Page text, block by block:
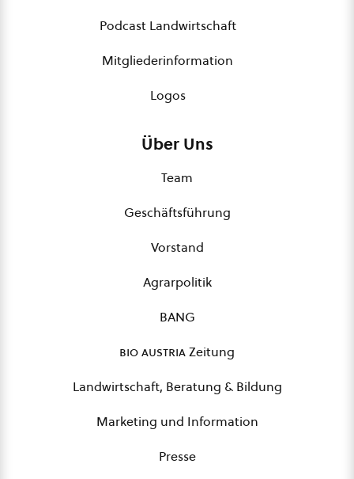
Podcast Landwirtschaft
Mitgliederinformation
Logos
Über Uns
Team
Geschäftsführung
Vorstand
Agrarpolitik
BANG
bio austriaZeitung
Landwirtschaft, Beratung & Bildung
Marketing und Information
Presse